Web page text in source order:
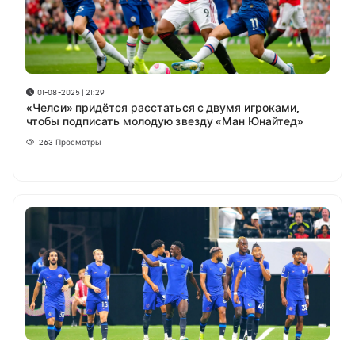
01-08-2025 | 21:29
«Челси» придётся расстаться с двумя игроками,
чтобы подписать молодую звезду «Ман Юнайтед»
263 Просмотры